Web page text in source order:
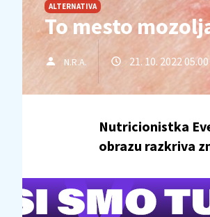
ALTERNATIVA
To mesto
N.R.A. 21. 10. 2022 05.00
Nutricionistka
obrazu razkriva